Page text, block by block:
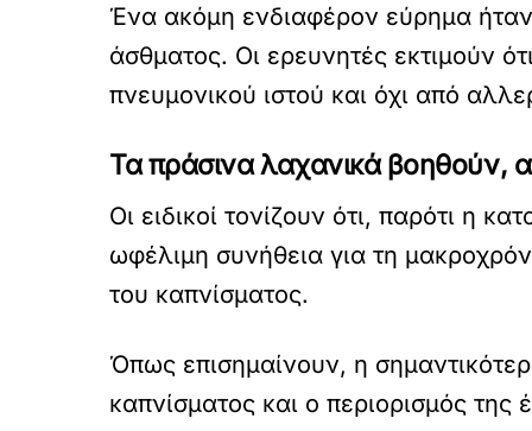
Ένα ακόμη ενδιαφέρον εύρημα
άσθματος. Οι ερευνητές εκτιμούν
πνευμονικού ιστού και όχι από
Τα πράσινα λαχανικά βοηθούν,
Οι ειδικοί τονίζουν ότι, παρότι η
ωφέλιμη συνήθεια για τη
του καπνίσματος.
Όπως επισημαίνουν, η
καπνίσματος και ο περιορισμός